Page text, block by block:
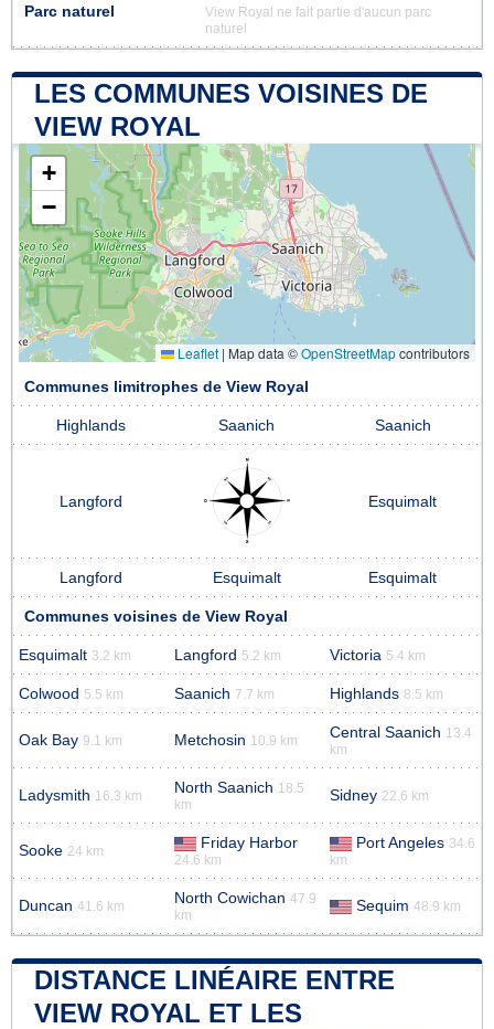
Parc naturel
View Royal ne fait partie d'aucun parc
naturel
LES COMMUNES VOISINES DE
VIEW ROYAL
+
−
Leaflet | Map data ©OpenStreetMapcontributors
Communes limitrophes de View Royal
Highlands Saanich Saanich
Langford Esquimalt
Langford Esquimalt Esquimalt
Communes voisines de View Royal
Esquimalt 3.2 km Langford 5.2 km Victoria 5.4 km
Colwood 5.5 km Saanich 7.7 km Highlands 8.5 km
Oak Bay 9.1 km Metchosin 10.9 km Central Saanich 13.4
km
Ladysmith 16.3 km North Saanich 18.5
km
Sidney 22.6 km
Sooke 24 km Friday Harbor
24.6 km
Port Angeles 34.6
km
Duncan 41.6 km North Cowichan 47.9
km
Sequim 48.9 km
DISTANCE LINÉAIRE ENTRE
VIEW ROYAL ET LES